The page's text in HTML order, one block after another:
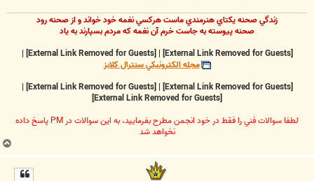
زندگي صحنه يکتاي هنرمندي ماست هرکسي نغمه خود خواند و از صحنه رود
صحنه پيوسته به جاست خرم آن نغمه که مردم بسپارند به ياد
|
|
مجله الکترونيکي سنترال کلابز
|
|
لطفا سوالات فني را فقط در خود انجمن مطرح بفرماييد، به اين سوالات در PM پاسخ داده
نخواهد شد
ب
ا